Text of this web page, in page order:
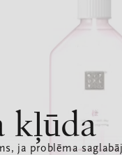
kļūda
ja problēma